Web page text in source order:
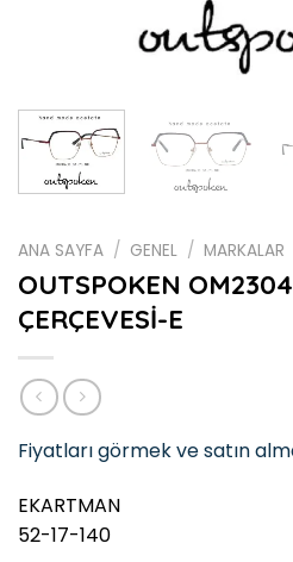
ANA SAYFA / GENEL / MARKALAR
OUTSPOKEN
ÇERÇEVESİ-E
Fiyatları görmek ve satın
EKARTMAN
52-17-140